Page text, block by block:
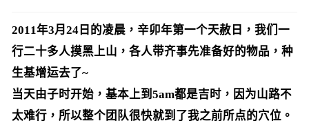
2011年3月24日的凌晨，辛卯年第一个天赦日，我们一
行二十多人摸黑上山，各人带齐事先准备好的物品，种
生基增运去了~
当天由子时开始，基本上到5am都是吉时，因为山路不
太难行，所以整个团队很快就到了我之前所点的穴位。